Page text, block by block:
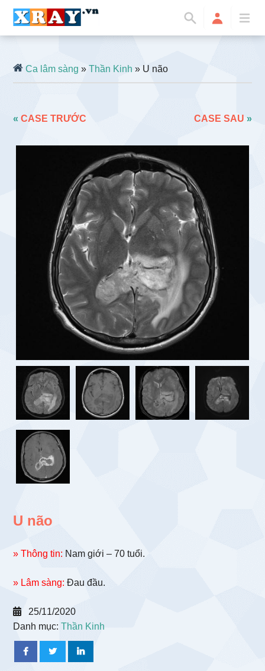
Ca lâm sàng »Thần Kinh » U não
«CASE TRƯỚC CASE SAU »
U não
» Thông tin: Nam giới – 70 tuổi.
» Lâm sàng: Đau đầu.
25/11/2020
Danh mục:Thần Kinh